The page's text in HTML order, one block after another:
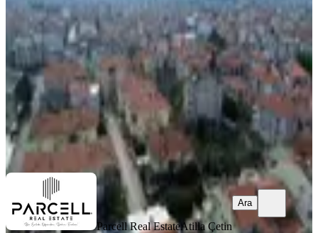
Balıkesir, Altıeylül
1 Oda
350 m² ·12.07.2026
330.000 ₺
Parcell Real EstateAtilla Çetin
Ara
Parcell Real EstateAtilla Çetin
Ara